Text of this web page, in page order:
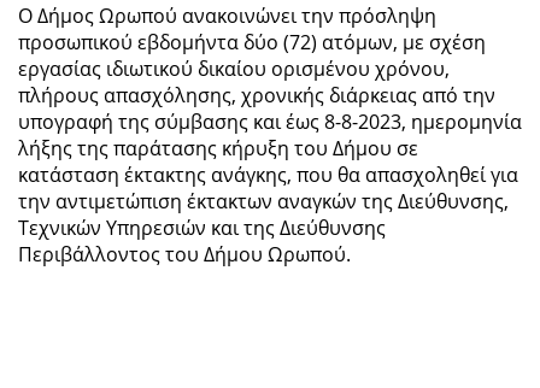
Ο Δήμος Ωρωπού ανακοινώνει την πρόσληψη
προσωπικού εβδομήντα δύο (72) ατόμων, με σχέση
εργασίας ιδιωτικού δικαίου ορισμένου χρόνου,
πλήρους απασχόλησης, χρονικής διάρκειας από την
υπογραφή της σύμβασης και έως 8-8-2023, ημερομηνία
λήξης της παράτασης κήρυξη του Δήμου σε
κατάσταση έκτακτης ανάγκης, που θα απασχοληθεί για
την αντιμετώπιση έκτακτων αναγκών της Διεύθυνσης,
Τεχνικών Υπηρεσιών και της Διεύθυνσης
Περιβάλλοντος του Δήμου Ωρωπού.